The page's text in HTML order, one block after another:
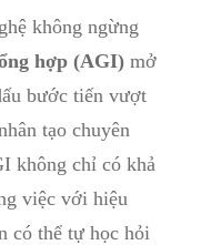
không ngừng
hợp (AGI) mở
bước tiến vượt
tạo chuyên
không chỉ có khả
việc với hiệu
có thể tự học hỏi